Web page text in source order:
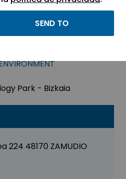
224 48170 ZAMUDIO
Park - Bizkaia